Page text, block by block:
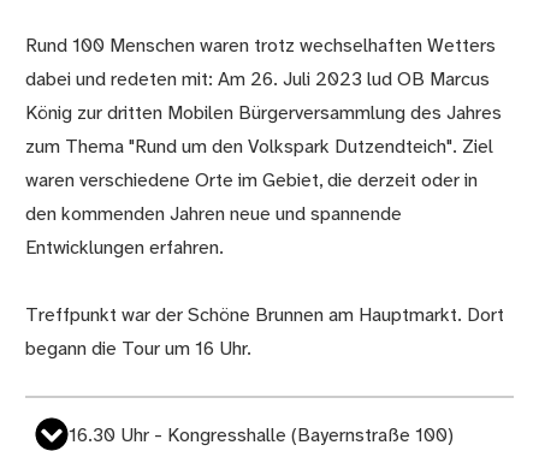
Rund 100 Menschen waren trotz wechselhaften Wetters
dabei und redeten mit: Am 26. Juli 2023 lud OB Marcus
König zur dritten Mobilen Bürgerversammlung des Jahres
zum Thema "Rund um den Volkspark Dutzendteich". Ziel
waren verschiedene Orte im Gebiet, die derzeit oder in
den kommenden Jahren neue und spannende
Entwicklungen erfahren.
Treffpunkt war der Schöne Brunnen am Hauptmarkt. Dort
begann die Tour um 16 Uhr.
16.30 Uhr - Kongresshalle (Bayernstraße 100)